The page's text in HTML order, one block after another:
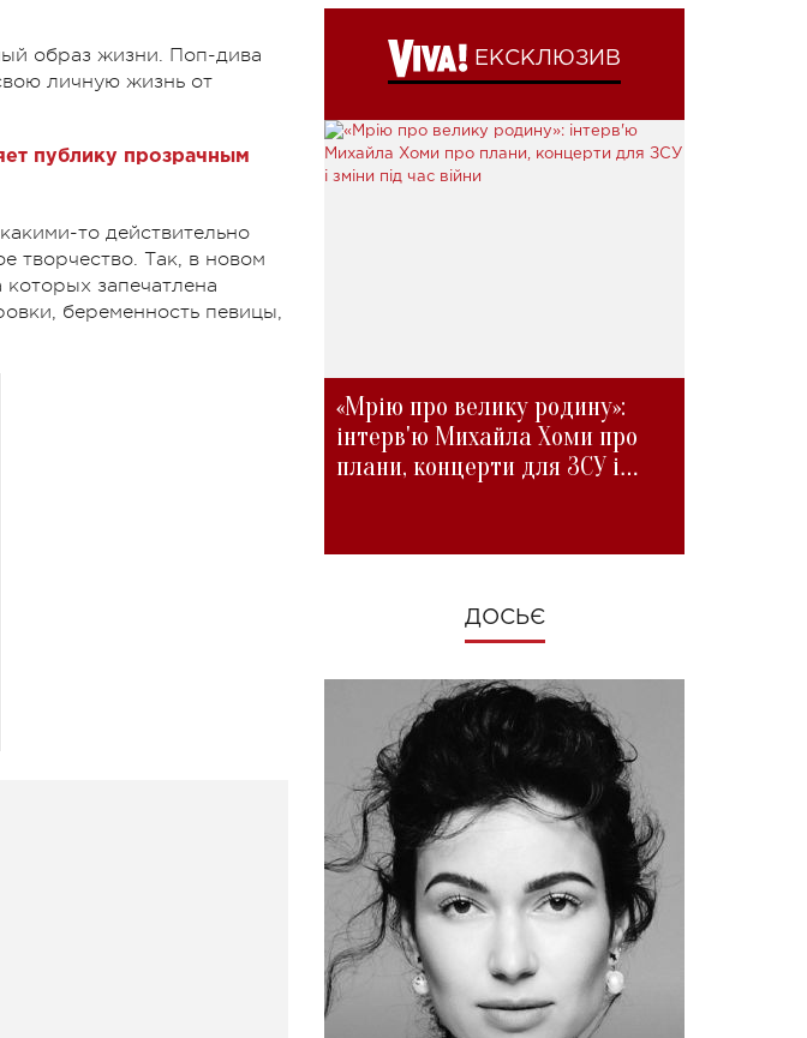
образ жизни. Поп-дива
личную жизнь от
публику прозрачным
то действительно
творчество. Так, в новом
запечатлена
беременность певицы,
ЕКСКЛЮЗИВ
«Мрію про велику родину»:
інтерв'ю Михайла Хоми про
плани, концерти для ЗСУ і
ДОСЬЄ